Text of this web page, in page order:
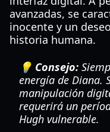
avanzadas, se
inocente y un
historia humana.
💡 Consejo:
energía de Diana.
manipulación
requerirá un
Hugh vulnerable.